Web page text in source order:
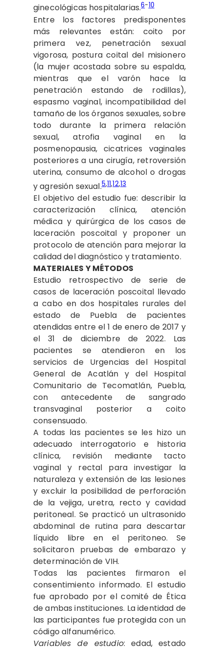
ginecológicas hospitalarias.6-10
Entre los factores predisponentes
más relevantes están: coito por
primera vez, penetración sexual
vigorosa, postura coital del misionero
(la mujer acostada sobre su espalda,
mientras que el varón hace la
penetración estando de rodillas),
espasmo vaginal, incompatibilidad del
tamaño de los órganos sexuales, sobre
todo durante la primera relación
sexual, atrofia vaginal en la
posmenopausia, cicatrices vaginales
posteriores a una cirugía, retroversión
uterina, consumo de alcohol o drogas
y agresión sexual.5,11,12,13
El objetivo del estudio fue: describir la
caracterización clínica, atención
médica y quirúrgica de los casos de
laceración poscoital y proponer un
protocolo de atención para mejorar la
calidad del diagnóstico y tratamiento.
MATERIALES Y MÉTODOS
Estudio retrospectivo de serie de
casos de laceración poscoital llevado
a cabo en dos hospitales rurales del
estado de Puebla de pacientes
atendidas entre el 1 de enero de 2017 y
el 31 de diciembre de 2022. Las
pacientes se atendieron en los
servicios de Urgencias del Hospital
General de Acatlán y del Hospital
Comunitario de Tecomatlán, Puebla,
con antecedente de sangrado
transvaginal posterior a coito
consensuado.
A todas las pacientes se les hizo un
adecuado interrogatorio e historia
clínica, revisión mediante tacto
vaginal y rectal para investigar la
naturaleza y extensión de las lesiones
y excluir la posibilidad de perforación
de la vejiga, uretra, recto y cavidad
peritoneal. Se practicó un ultrasonido
abdominal de rutina para descartar
líquido libre en el peritoneo. Se
solicitaron pruebas de embarazo y
determinación de VIH.
Todas las pacientes firmaron el
consentimiento informado. El estudio
fue aprobado por el comité de Ética
de ambas instituciones. La identidad de
las participantes fue protegida con un
código alfanumérico.
Variables de estudio: edad, estado